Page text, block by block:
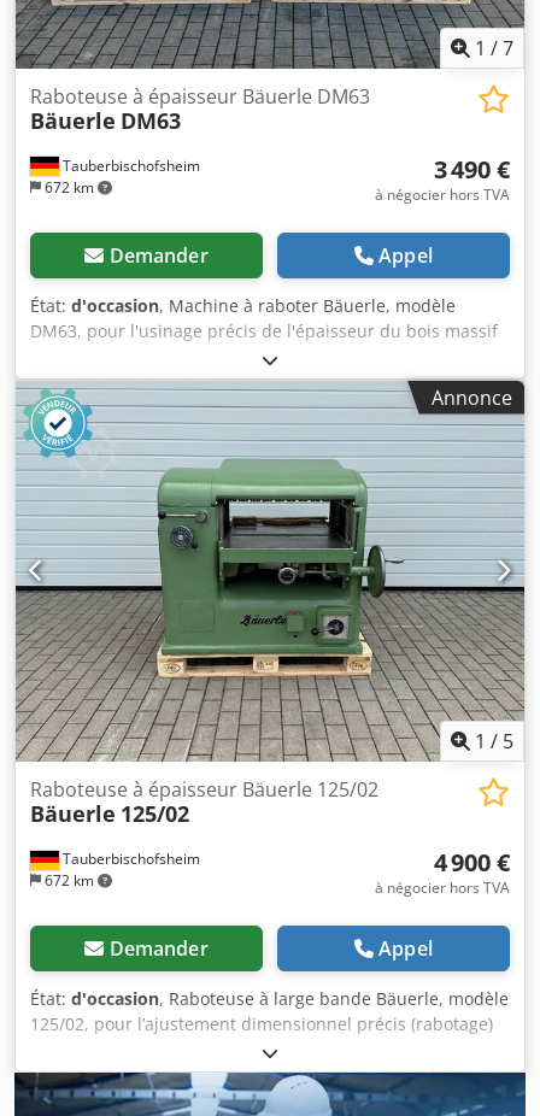
1 /7
Tauberbischofsheim
672 km
Raboteuse à épaisseur Bäuerle DM63
Bäuerle DM63
3 490 €
à négocier hors TVA
Demander Appel
État: d'occasion, Machine à raboter Bäuerle, modèle
DM63, pour l'usinage précis de l'épaisseur du bois massif
et des matériaux dérivés du bois. Cette machine est
conçue pour être utilisée dans les ateliers de menuiserie
et les entreprises industrielles et, grâce à sa construction
robuste, elle permet un rabotage précis et sans vibrations.
Idéale pour l'étalonnage uniforme des pièces dans la
production en série et la fabrication individuelle. Elle est
équipée d'un arbre de rabotage à plaquettes réversibles
de type CentroFix, fabriqué par Leitz. Comprend l'arbre
d'origine pour les plaquettes de rabotage. Caractéristiques
techniques : - Largeur de travail : 630 - Hauteur de
passage : 220 Chedpfezrxz Iox Ah Tsa - Avance : 7 / 9 / 14 /
18 m/min - Plaques : CentroFix Z4
Annonce
1 / 5
Tauberbischofsheim
672 km
Raboteuse à épaisseur Bäuerle 125/02
Bäuerle 125/02
4 900 €
à négocier hors TVA
Demander Appel
État: d'occasion, Raboteuse à large bande Bäuerle, modèle
125/02, pour l’ajustement dimensionnel précis (rabotage)
du bois massif et des panneaux de bois. Sa construction
robuste et son moteur performant garantissent des
résultats de rabotage uniformes et une longue durée de